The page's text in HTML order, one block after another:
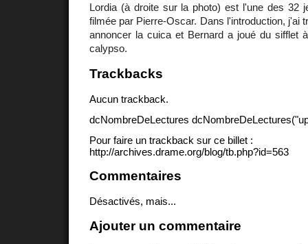
Lordia (à droite sur la photo) est l'une des 32
filmée par Pierre-Oscar. Dans l'introduction, j'ai
annoncer la cuica et Bernard a joué du sifflet
calypso.
Trackbacks
Aucun trackback.
dcNombreDeLectures
Pour faire un trackback sur ce billet :
http://archives.drame.org/blog/tb.php?id=563
Commentaires
Désactivés, mais...
Ajouter un commentaire